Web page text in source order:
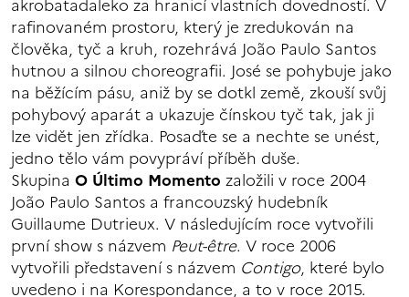
akrobatadaleko za hranicí vlastních dovedností. V
rafinovaném prostoru, který je zredukován na
člověka, tyč a kruh, rozehrává João Paulo Santos
hutnou a silnou choreografii. José se pohybuje jako
na běžícím pásu, aniž by se dotkl země, zkouší svůj
pohybový aparát a ukazuje čínskou tyč tak, jak ji
lze vidět jen zřídka. Posaďte se a nechte se unést,
jedno tělo vám povypráví příběh duše.
Skupina O Último Momento založili v roce 2004
João Paulo Santos a francouzský hudebník
Guillaume Dutrieux. V následujícím roce vytvořili
první show s názvem Peut-être. V roce 2006
vytvořili představení s názvem Contigo, které bylo
uvedeno i na Korespondance, a to v roce 2015.